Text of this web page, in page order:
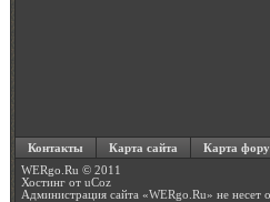
Контакты Карта сайта Карта
WERgo.Ru © 2011
Хостинг от uCoz
Администрация сайта «WERgo.Ru» не несет